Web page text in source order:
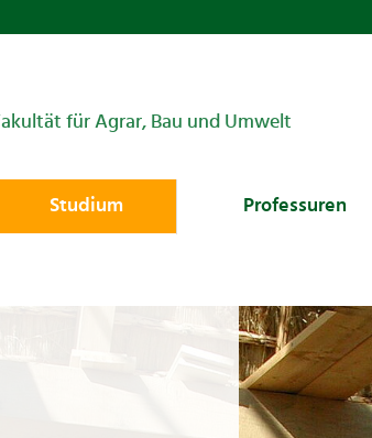
für Agrar, Bau und Umwelt
Studium Professuren